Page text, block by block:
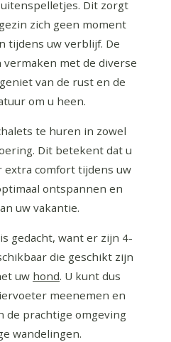
Dit zorgt
zich geen moment
tijdens uw verblijf. De
met de diverse
van de rust en de
om u heen.
te huren in zowel
Dit betekent dat u
extra comfort tijdens uw
ontspannen en
uw vakantie.
gedacht, want er zijn 4-
die geschikt zijn
uw hond. U kunt dus
meenemen en
de prachtige omgeving
wandelingen.